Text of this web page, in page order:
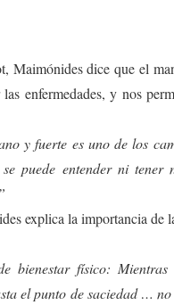
Maimónides dice que el
enfermedades, y nos
y fuerte es uno de los
puede entender ni tener
explica la importancia de
bienestar físico: Mientras
el punto de saciedad …